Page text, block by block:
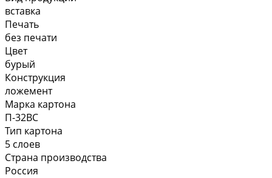
вставка
Печать
без печати
Цвет
бурый
Конструкция
ложемент
Марка картона
П-32ВС
Тип картона
5 слоев
Страна производства
Россия